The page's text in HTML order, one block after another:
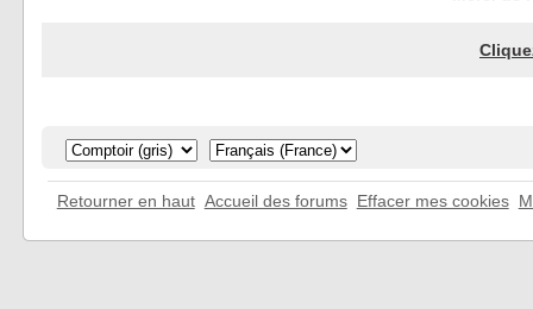
Retourner en haut Accueil des forums Effacer mes cookies